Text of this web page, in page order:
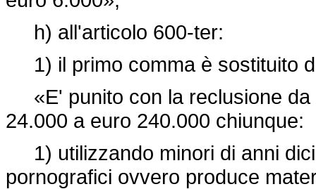
h) all'articolo 600-ter:
1) il primo comma è sostituito
«E' punito con la reclusione da
24.000 a euro 240.000 chiunque:
1) utilizzando minori di anni
pornografici ovvero produce